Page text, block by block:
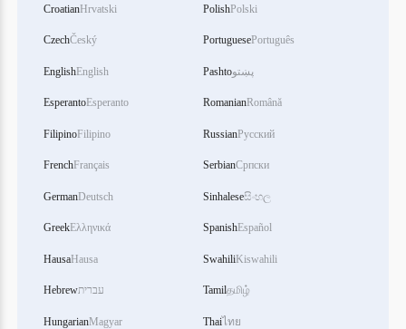
CroatianHrvatski
CzechČeský
EnglishEnglish
EsperantoEsperanto
FilipinoFilipino
FrenchFrançais
GermanDeutsch
GreekΕλληνικά
HausaHausa
Hebrewעברית
HungarianMagyar
PolishPolski
PortuguesePortuguês
Pashtoپښتو
RomanianRomână
RussianРусский
SerbianСрпски
Sinhaleseසිංහල
SpanishEspañol
SwahiliKiswahili
Tamilதமிழ்
Thaiไทย